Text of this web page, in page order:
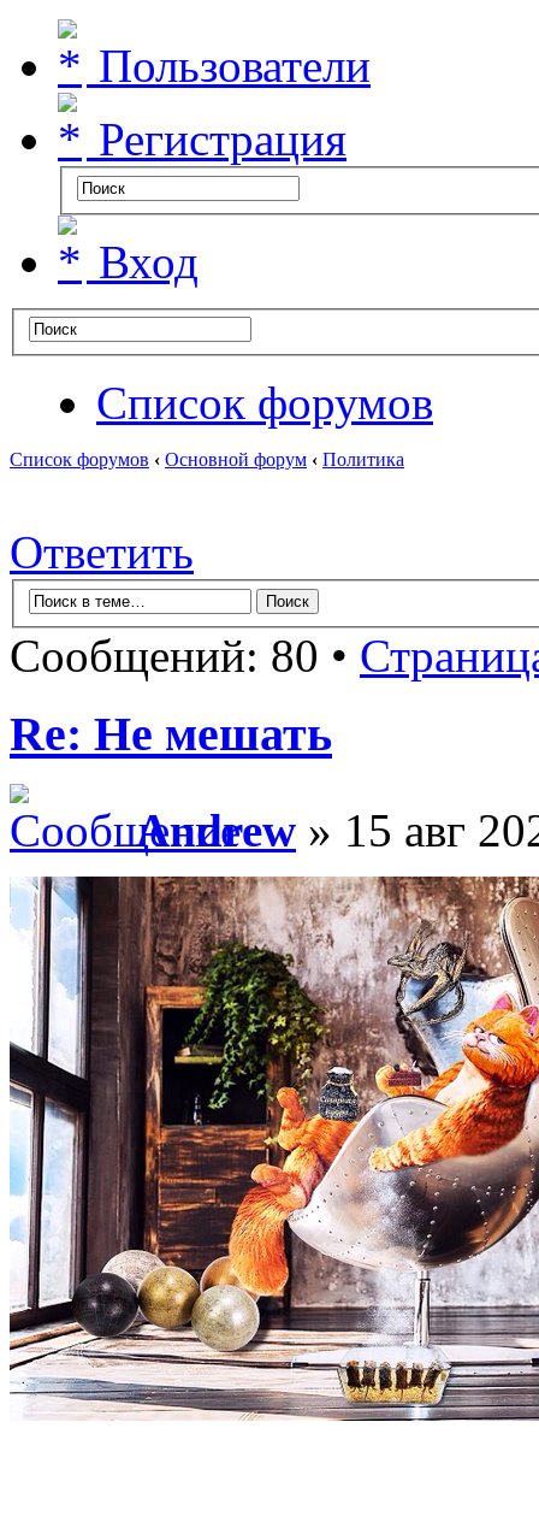
Пользователи
Регистрация
Вход
Список форумов
Список форумов ‹ Основной форум ‹ Политика
Ответить
Сообщений: 80 •
Re: Не мешать
Andrew » 15 авг